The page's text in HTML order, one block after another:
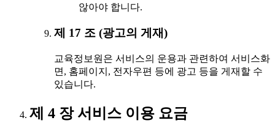
않아야 합니다.
제 17 조 (광고의 게재)
교육정보원은 서비스의 운용과 관련하여 서비스화
면, 홈페이지, 전자우편 등에 광고 등을 게재할 수
있습니다.
제 4 장 서비스 이용 요금